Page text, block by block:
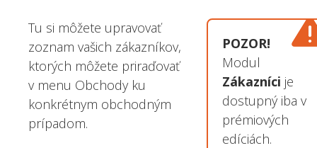
POZOR!
Modul
Zákazníci je
dostupný iba v
prémiových
edíciách.
Tu si môžete upravovať
zoznam vašich zákazníkov,
ktorých môžete priraďovať
v menu Obchody ku
konkrétnym obchodným
prípadom.